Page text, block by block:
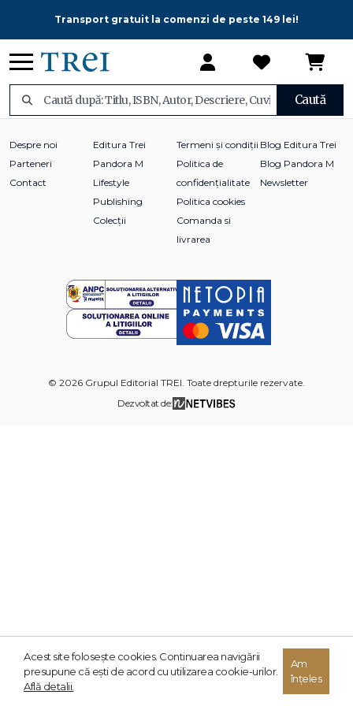
Transport gratuit la comenzi de peste 149 lei!
Caută
Despre noi
Parteneri
Contact
Editura Trei
Pandora M
Lifestyle
Publishing
Colecții
Termeni și condiții
Politica de
confidențialitate
Politica cookies
Comanda si
livrarea
Blog Editura Trei
Blog Pandora M
Newsletter
© 2026 Grupul Editorial TREI. Toate drepturile rezervate.
Dezvoltat de:
Acest site foloseşte cookies. Continuarea navigării
presupune că eşti de acord cu utilizarea cookie-urilor.
Află detalii.
Am
înțeles